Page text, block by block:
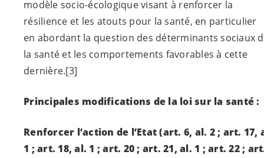
modèle socio-écologique visant à renforcer la
résilience et les atouts pour la santé, en particulier
en abordant la question des déterminants sociaux
la santé et les comportements favorables à cette
dernière.[3]
Principales modifications de la loi sur la santé :
Renforcer l’action de l’Etat(art. 6, al. 2 ; art. 17,
1 ; art. 18, al. 1 ; art. 20 ; art. 21, al. 1 ; art. 22 ;